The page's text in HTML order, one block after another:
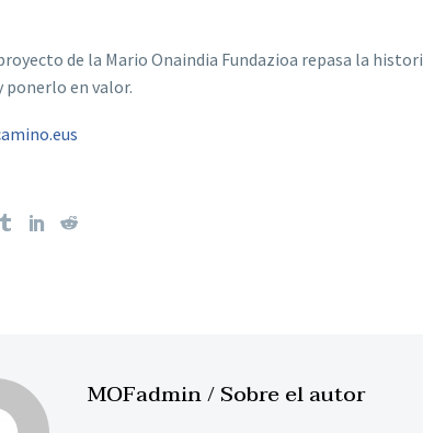
de la Mario Onaindia Fundazioa repasa la
ponerlo en valor.
MOFadmin/ Sobre el autor